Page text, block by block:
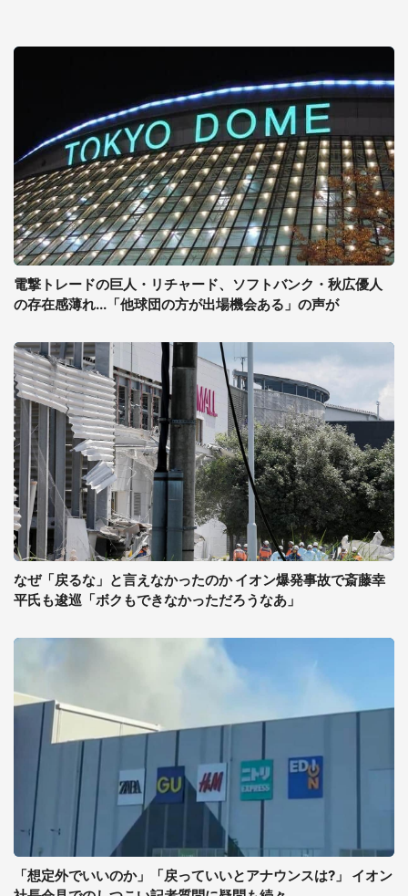
電撃トレードの巨人・リチャード、ソフトバンク・秋広優人
の存在感薄れ...「他球団の方が出場機会ある」の声が
なぜ「戻るな」と言えなかったのか イオン爆発事故で斎藤幸
平氏も逡巡「ボクもできなかっただろうなあ」
「想定外でいいのか」「戻っていいとアナウンスは?」 イオン